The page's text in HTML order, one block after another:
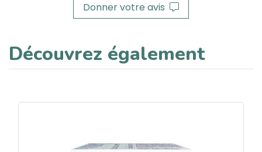
Donner votre avis
Découvrez également